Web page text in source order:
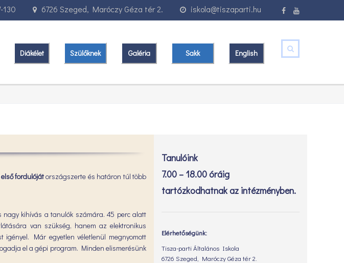
iskola@tiszaparti.hu
6726 Szeged, Maróczy Géza tér 2.
130
Diákélet Szülőknek Galéria Sakk English
fordulójátországszerte és határon túl több
kihívás a tanulók számára. 45 perc alatt
van szükség, hanem az elektronikus
igényel. Már egyetlen véletlenül megnyomott
el a gépi program. Minden elismerésünk
Tanulóink
7.00 – 18.00 óráig
tartózkodhatnak az intézményben.
Elérhetőségünk:
Tisza-parti Általános Iskola
6726 Szeged, Maróczy Géza tér 2.